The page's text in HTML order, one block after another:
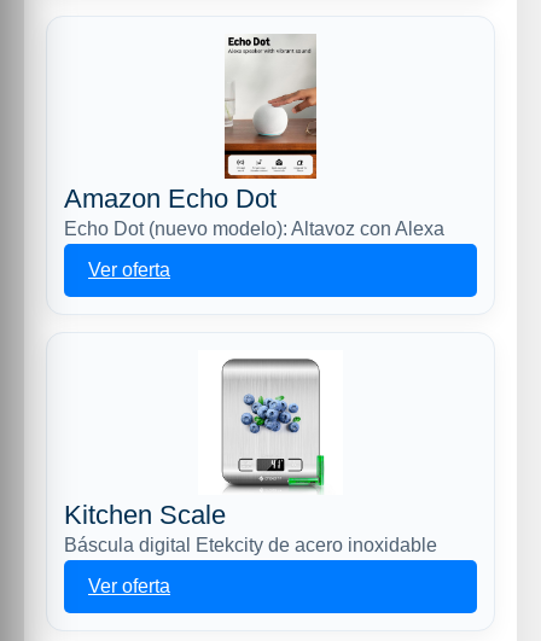
Amazon Echo Dot
Echo Dot (nuevo modelo): Altavoz con Alexa
Ver oferta
Kitchen Scale
Báscula digital Etekcity de acero inoxidable
Ver oferta